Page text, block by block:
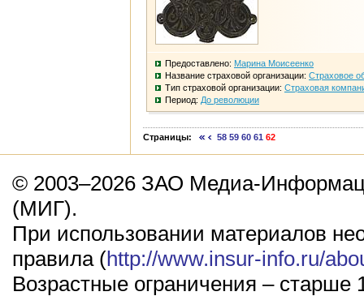
Предоставлено: Марина Моисеенко
Название страховой организации: Страховое
Тип страховой организации: Страховая
Период: До революции
Страницы: 58 59 60 61 62
© 2003–2026 ЗАО Медиа-
(МИГ).
При использовании материалов
правила (http://www.insur-info.ru/
Возрастные ограничения – старше